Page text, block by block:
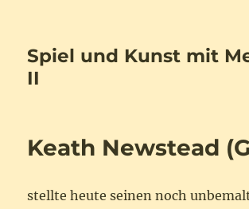
Spiel und Kunst mit
II
Keath Newstead
stellte heute seinen noch